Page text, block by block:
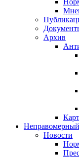
Архив
Новости